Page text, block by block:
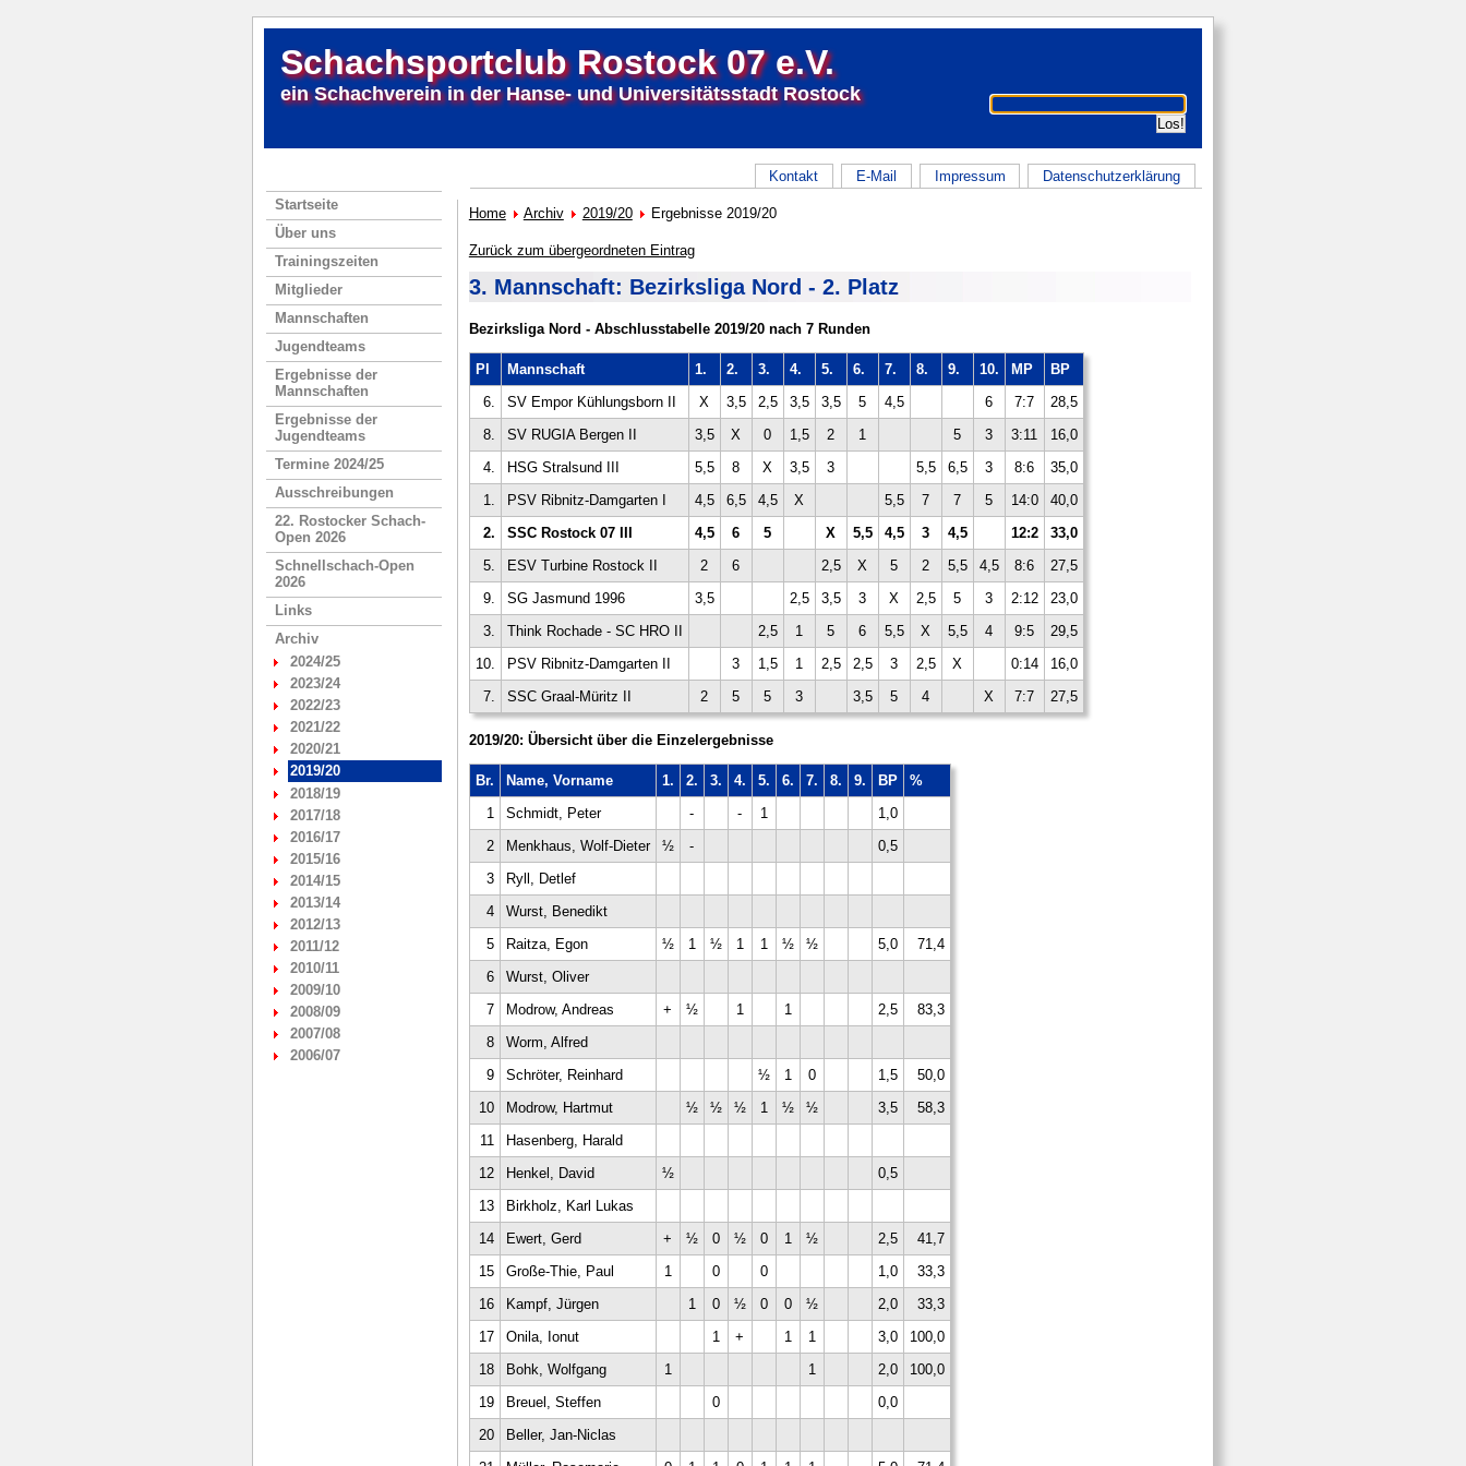
Schachsportclub Rostock 07 e.V.
ein Schachverein in der Hanse- und Universitätsstadt Rostock
Kontakt E-Mail Impressum
Datenschutzerklärung
Startseite
Über uns
Trainingszeiten
Mitglieder
Mannschaften
Jugendteams
Ergebnisse der
Mannschaften
Ergebnisse der
Jugendteams
Termine 2024/25
Ausschreibungen
22. Rostocker Schach-
Open 2026
Schnellschach-Open
2026
Links
Archiv
2024/25
2023/24
2022/23
2021/22
2020/21
2019/20
2018/19
2017/18
2016/17
2015/16
2014/15
2013/14
2012/13
2011/12
2010/11
2009/10
2008/09
2007/08
2006/07
Home Archiv 2019/20 Ergebnisse 2019/20
Zurück zum übergeordneten Eintrag
3. Mannschaft: Bezirksliga Nord - 2. Platz
Bezirksliga Nord - Abschlusstabelle 2019/20 nach 7 Runden
Pl Mannschaft 1. 2. 3. 4. 5. 6. 7. 8. 9. 10. MP
BP
6.
SV Empor Kühlungsborn II X 3,5 2,5 3,5 3,5 5 4,5 6 7:7
28,5
8.
SV RUGIA Bergen II 3,5 X 0 1,5 2 1 5 3 3:11
16,0
4.
HSG Stralsund III 5,5 8 X 3,5 3 5,5 6,5 3 8:6
35,0
1.
PSV Ribnitz-Damgarten I 4,5 6,5 4,5 X 5,5 7 7 5 14:0
40,0
2.
SSC Rostock 07 III 4,5 6 5 X 5,5 4,5 3 4,5 12:2
33,0
5.
ESV Turbine Rostock II 2 6 2,5 X 5 2 5,5 4,5 8:6
27,5
9.
SG Jasmund 1996 3,5 2,5 3,5 3 X 2,5 5 3 2:12
23,0
3.
Think Rochade - SC HRO II 2,5 1 5 6 5,5 X 5,5 4 9:5
29,5
10.
PSV Ribnitz-Damgarten II 3 1,5 1 2,5 2,5 3 2,5 X 0:14
16,0
7.
SSC Graal-Müritz II 2 5 5 3 3,5 5 4 X 7:7 27,5
2019/20: Übersicht über die Einzelergebnisse
Br. Name, Vorname 1. 2. 3. 4. 5. 6. 7. 8. 9. BP
%
1
Schmidt, Peter - - 1
1,0
2
Menkhaus, Wolf-Dieter ½ -
0,5
3
Ryll, Detlef
4
Wurst, Benedikt
5
Raitza, Egon ½ 1 ½ 1 1 ½ ½ 5,0
71,4
6
Wurst, Oliver
7
Modrow, Andreas + ½ 1 1 2,5
83,3
8
Worm, Alfred
9
Schröter, Reinhard ½ 1 0 1,5
50,0
10
Modrow, Hartmut ½ ½ ½ 1 ½ ½ 3,5
58,3
11
Hasenberg, Harald
12
Henkel, David ½
0,5
13
Birkholz, Karl Lukas
14
Ewert, Gerd + ½ 0 ½ 0 1 ½ 2,5
41,7
15
Große-Thie, Paul 1 0 0 1,0
33,3
16
Kampf, Jürgen 1 0 ½ 0 0 ½ 2,0
33,3
17
Onila, Ionut 1 + 1 1 3,0
100,0
18
Bohk, Wolfgang 1 1 2,0
100,0
19
Breuel, Steffen 0
0,0
20
Beller, Jan-Niclas